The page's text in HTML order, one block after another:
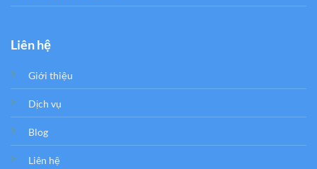
Liên hệ
Giới thiệu
Dịch vụ
Blog
Liên hệ